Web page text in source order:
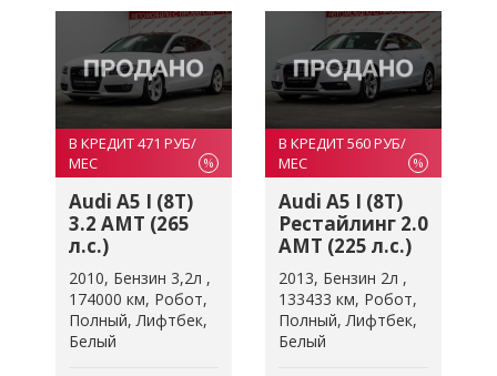
В КРЕДИТ 471 РУБ/
МЕС
%
Audi A5 I (8T)
3.2 AMT (265
л.с.)
2010 Бензин 3,2л
174000 км Робот
Полный Лифтбек
Белый
В КРЕДИТ 560 РУБ/
МЕС
%
Audi A5 I (8T)
Рестайлинг 2.0
AMT (225 л.с.)
2013 Бензин 2л
133433 км Робот
Полный Лифтбек
Белый